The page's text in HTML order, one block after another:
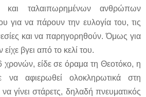
και ταλαιπωρημένων ανθρώπων
για να πάρουν την ευλογία του, τις
και να παρηγορηθούν. Όμως για
βγει από το κελί του.
είδε σε όραμα τη Θεοτόκο, η
να αφιερωθεί ολοκληρωτικά στη
γίνει στάρετς, δηλαδή πνευματικός